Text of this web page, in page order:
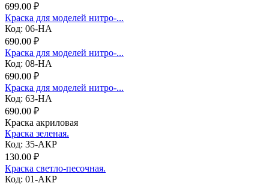
699.00 ₽
Краска для моделей нитро-...
Код: 06-НА
690.00 ₽
Краска для моделей нитро-...
Код: 08-НА
690.00 ₽
Краска для моделей нитро-...
Код: 63-НА
690.00 ₽
Краска акриловая
Краска зеленая.
Код: 35-АКР
130.00 ₽
Краска светло-песочная.
Код: 01-АКР